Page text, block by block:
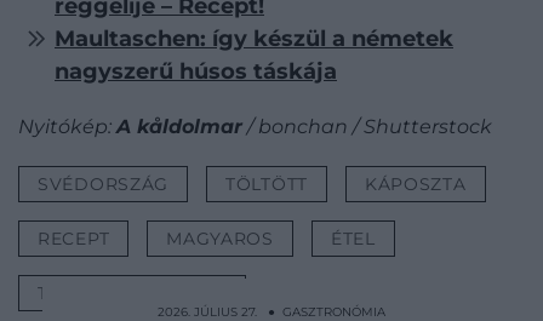
reggelije – Recept!
Maultaschen: így készül a németek
nagyszerű húsos táskája
Nyitókép:A kåldolmar/ bonchan / Shutterstock
SVÉDORSZÁG TÖLTÖTT KÁPOSZTA
RECEPT MAGYAROS ÉTEL
TÖLTÖTT KÁPOSZTA
2026. JÚLIUS 27. ● GASZTRONÓMIA